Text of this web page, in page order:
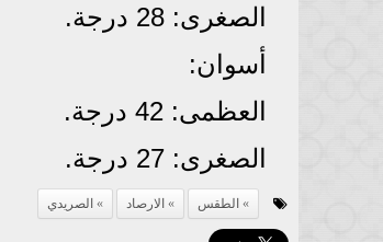
​الصغرى: 28 درجة.
​أسوان:
​العظمى: 42 درجة.
​الصغرى: 27 درجة.
الطقس الارصاد الصريدي